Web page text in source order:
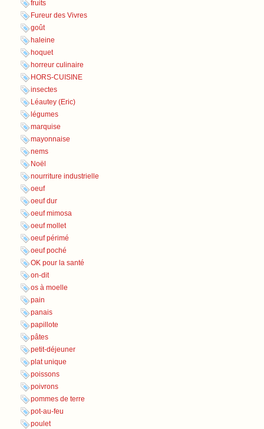
fruits
Fureur des Vivres
goût
haleine
hoquet
horreur culinaire
HORS-CUISINE
insectes
Léautey (Eric)
légumes
marquise
mayonnaise
nems
Noël
nourriture industrielle
oeuf
oeuf dur
oeuf mimosa
oeuf mollet
oeuf périmé
oeuf poché
OK pour la santé
on-dit
os à moelle
pain
panais
papillote
pâtes
petit-déjeuner
plat unique
poissons
poivrons
pommes de terre
pot-au-feu
poulet